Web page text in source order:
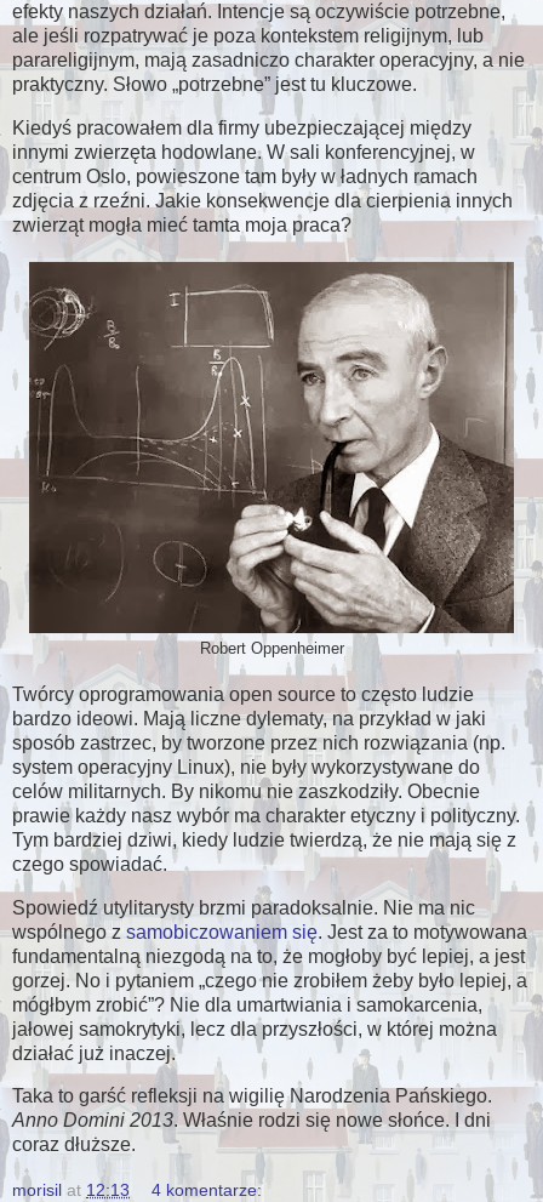
efekty naszych działań. Intencje są oczywiście potrzebne,
ale jeśli rozpatrywać je poza kontekstem religijnym, lub
parareligijnym, mają zasadniczo charakter operacyjny, a nie
praktyczny. Słowo potrzebne jest tu kluczowe.
Kiedyś pracowałem dla firmy ubezpieczającej między
innymi zwierzęta hodowlane. W sali konferencyjnej, w
centrum Oslo, powieszone tam były w ładnych ramach
zdjęcia z rzeźni. Jakie konsekwencje dla cierpienia innych
zwierząt mogła mieć tamta moja praca?
Robert Oppenheimer
Twórcy oprogramowania open source to często ludzie
bardzo ideowi. Mają liczne dylematy, na przykład w jaki
sposób zastrzec, by tworzone przez nich rozwiązania (np.
system operacyjny Linux), nie były wykorzystywane do
celów militarnych. By nikomu nie zaszkodziły. Obecnie
prawie każdy nasz wybór ma charakter etyczny i polityczny.
Tym bardziej dziwi, kiedy ludzie twierdzą, że nie mają się z
czego spowiadać.
Spowiedź utylitarysty brzmi paradoksalnie. Nie ma nic
wspólnego z samobiczowaniem się. Jest za to motywowana
fundamentalną niezgodą na to, że mogłoby być lepiej, a jest
gorzej. No i pytaniem czego nie zrobiłem żeby było lepiej, a
mógłbym zrobić ? Nie dla umartwiania i samokarcenia,
jałowej samokrytyki, lecz dla przyszłości, w której można
działać już inaczej.
Taka to garść refleksji na wigilię Narodzenia Pańskiego.
Anno Domini 2013. Właśnie rodzi się nowe słońce. I dni
coraz dłuższe.
morisil at 12:13 4 komentarze: